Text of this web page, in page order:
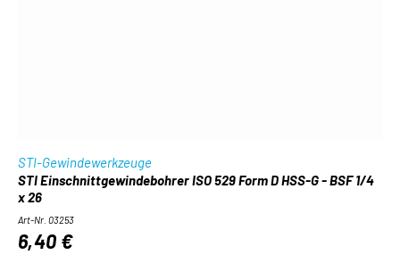
STI-Gewindewerkzeuge
STI Einschnittgewindebohrer ISO 529 Form D HSS-G - BSF 1/4
x 26
Art-Nr. 03253
6,40 €